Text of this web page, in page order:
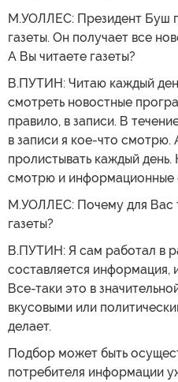
М.УОЛЛЕС: Президент Буш
газеты. Он получает все
А Вы читаете газеты?
В.ПУТИН: Читаю каждый
смотреть новостные
правило, в записи. В
в записи я кое-что смотрю.
пролистывать каждый день.
смотрю и информационные
М.УОЛЛЕС: Почему для Вас
газеты?
В.ПУТИН: Я сам работал в
составляется информация,
Все-таки это в
вкусовыми или
делает.
Подбор может быть
потребителя информации